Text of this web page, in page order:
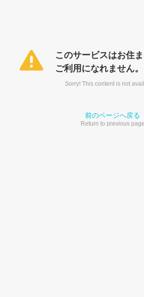
このサービスはお住
ご利用になれません。
Sorry! This content is not
前のページへ戻る
Return to previous page